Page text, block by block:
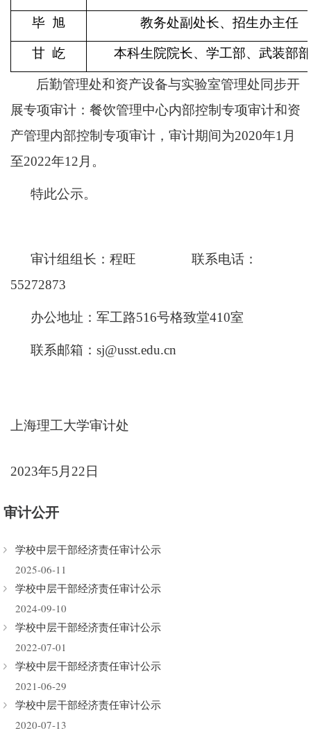
毕 旭 教务处副处长、招生办主任
甘 屹 本科生院院长、学工部、武装部
后勤管理处和资产设备与实验室管理处 同步开
展专项审计：餐饮管理中心内部控制专项审计和资
产管理内部控制专项审计， 审计期间为2020年1 月
至2022年12 月。
特此公示。
审计组组长：程旺
联系电话：
55272873
办公地址：军工路516号格致堂410室
联系邮箱： sj@usst.edu.cn
上海理工大学审计处
2023年5 月 22 日
审计公开